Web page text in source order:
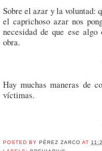
Sobre el azar y la voluntad:
el caprichoso azar nos
necesidad de que ese
obra.
Hay muchas maneras de
víctimas.
POSTED BYPÉREZ ZARCO AT